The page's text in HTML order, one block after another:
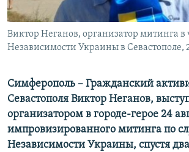
Все сайты RFE/RL
Виктор Неганов, организатор митинга в
Независимости Украины в Севастополе,
Симферополь – Гражданский
Севастополя Виктор Неганов,
организатором в городе-герое 24
импровизированного митинга по
Независимости Украины, спустя